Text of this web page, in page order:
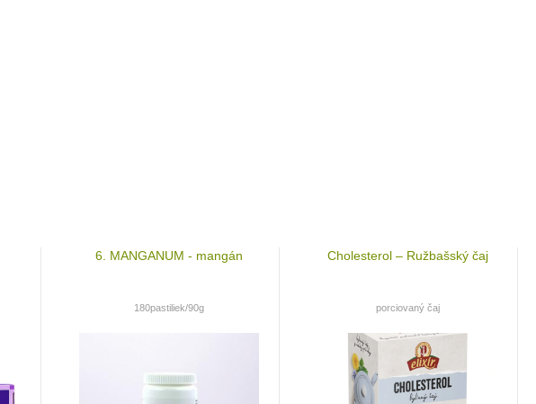
6. MANGANUM - mangán
180pastiliek/90g
Cholesterol – Ružbašský čaj
porciovaný čaj